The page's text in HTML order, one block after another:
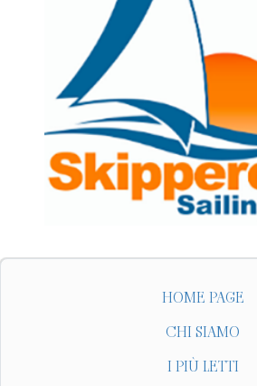
HOME PAGE
CHI SIAMO
I PIÙ LETTI